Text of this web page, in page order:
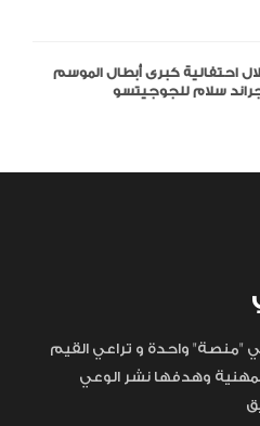
احتفالية كبرى أبطال الموسم
"منصة" واحدة و تراعي القيم
المهنية وهدفها نشر الوعي